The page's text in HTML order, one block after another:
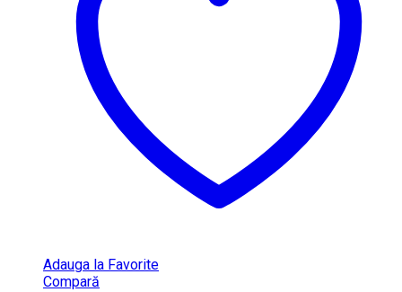
Adauga la Favorite
Compară